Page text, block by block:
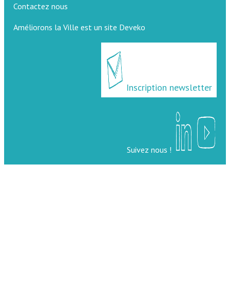
Contactez nous
Améliorons la Ville est un site Deveko
Inscription newsletter
Suivez nous !